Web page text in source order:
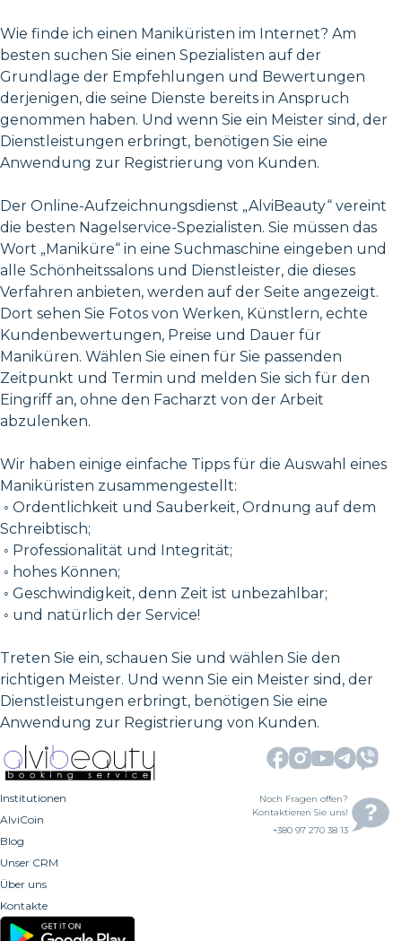
Wie finde ich einen Maniküristen im Internet? Am
besten suchen Sie einen Spezialisten auf der
Grundlage der Empfehlungen und Bewertungen
derjenigen, die seine Dienste bereits in Anspruch
genommen haben. Und wenn Sie ein Meister sind, der
Dienstleistungen erbringt, benötigen Sie eine
Anwendung zur Registrierung von Kunden.
Der Online-Aufzeichnungsdienst „AlviBeauty“ vereint
die besten Nagelservice-Spezialisten. Sie müssen das
Wort „Maniküre“ in eine Suchmaschine eingeben und
alle Schönheitssalons und Dienstleister, die dieses
Verfahren anbieten, werden auf der Seite angezeigt.
Dort sehen Sie Fotos von Werken, Künstlern, echte
Kundenbewertungen, Preise und Dauer für
Maniküren. Wählen Sie einen für Sie passenden
Zeitpunkt und Termin und melden Sie sich für den
Eingriff an, ohne den Facharzt von der Arbeit
abzulenken.
Wir haben einige einfache Tipps für die Auswahl eines
Maniküristen zusammengestellt:
◦ Ordentlichkeit und Sauberkeit, Ordnung auf dem
Schreibtisch;
◦ Professionalität und Integrität;
◦ hohes Können;
◦ Geschwindigkeit, denn Zeit ist unbezahlbar;
◦ und natürlich der Service!
Treten Sie ein, schauen Sie und wählen Sie den
richtigen Meister. Und wenn Sie ein Meister sind, der
Dienstleistungen erbringt, benötigen Sie eine
Anwendung zur Registrierung von Kunden.
Institutionen
AlviCoin
Blog
Unser CRM
Über uns
Kontakte
Noch Fragen offen?
Kontaktieren Sie uns!
+380 97 270 38 13